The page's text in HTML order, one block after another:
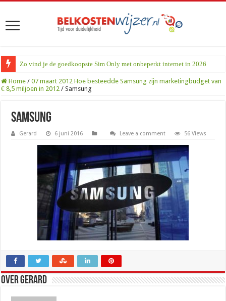
Zo vind je de goedkoopste Sim Only met onbeperkt internet in 2026
Home / 07 maart 2012 Hoe besteedde Samsung zijn marketingbudget van
€ 8,5 miljoen in 2012 / Samsung
Samsung
Gerard 6 juni 2016 Leave a comment 56 Views
Over Gerard